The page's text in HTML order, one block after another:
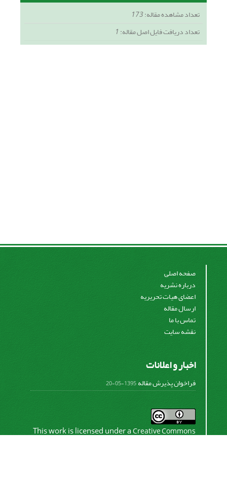
تعداد مشاهده مقاله:173
تعداد دریافت فایل اصل مقاله:1
صفحه اصلی
درباره نشریه
اعضای هیات تحریریه
ارسال مقاله
تماس با ما
نقشه سایت
اخبار و اعلانات
فراخوان پذیرش مقاله1395-05-20
This work is licensed under aCreative Commons